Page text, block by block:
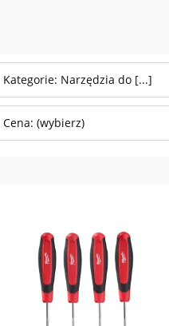
Kategorie: Narzędzia do [...]
Cena: (wybierz)